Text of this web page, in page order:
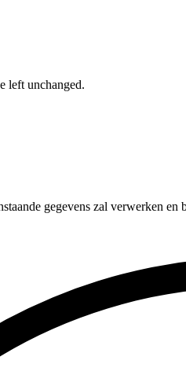
left unchanged.
gegevens zal verwerken en